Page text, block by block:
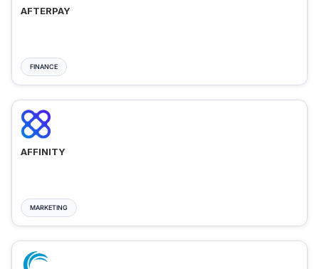
AFTERPAY
FINANCE
AFFINITY
MARKETING